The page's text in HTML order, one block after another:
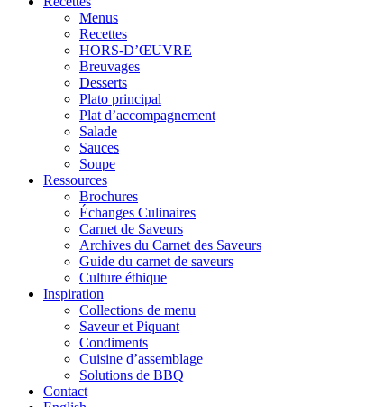
Menus
Recettes
HORS-D’ŒUVRE
Breuvages
Desserts
Plato principal
Plat d’accompagnement
Salade
Sauces
Soupe
Ressources
Brochures
Échanges Culinaires
Carnet de Saveurs
Archives du Carnet des Saveurs
Guide du carnet de saveurs
Culture éthique
Inspiration
Collections de menu
Saveur et Piquant
Condiments
Cuisine d’assemblage
Solutions de BBQ
Contact